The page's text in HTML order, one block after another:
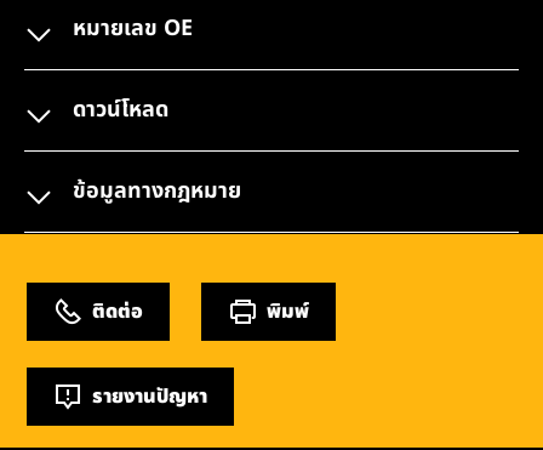
หมายเลข OE
ดาวน์โหลด
ข้อมูลทางกฎหมาย
ติดต่อ พิมพ์
รายงานปัญหา